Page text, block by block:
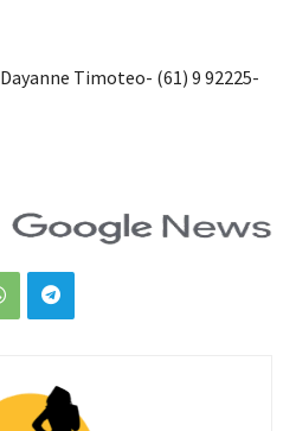
Dayanne Timoteo- (61) 9 92225-